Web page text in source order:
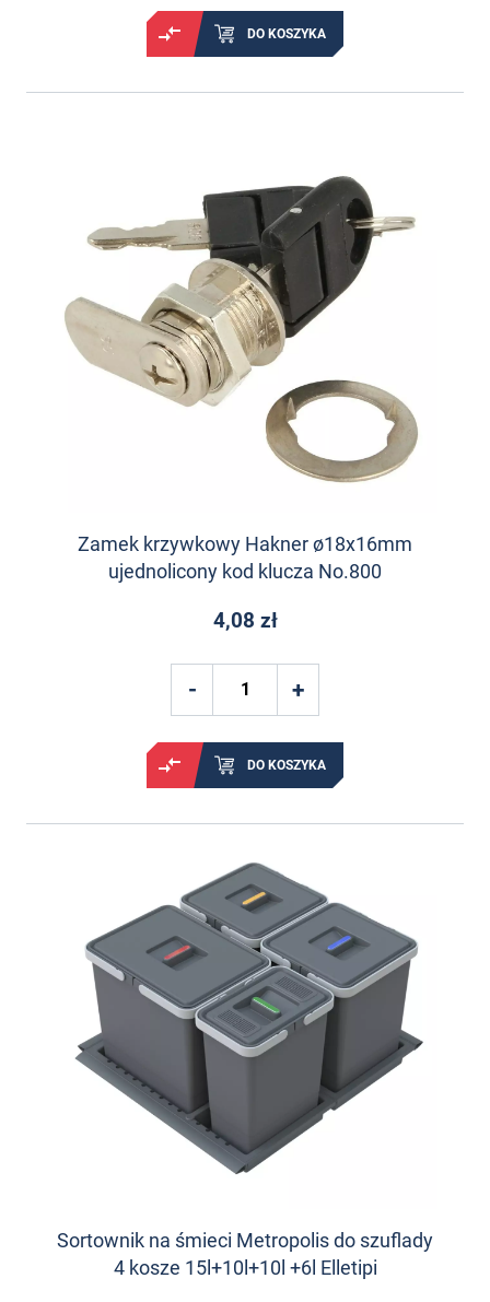
DO KOSZYKA
Zamek krzywkowy Hakner ø18x16mm
ujednolicony kod klucza No.800
4,08 zł
DO KOSZYKA
Sortownik na śmieci Metropolis do szuflady
4 kosze 15l+10l+10l +6l Elletipi